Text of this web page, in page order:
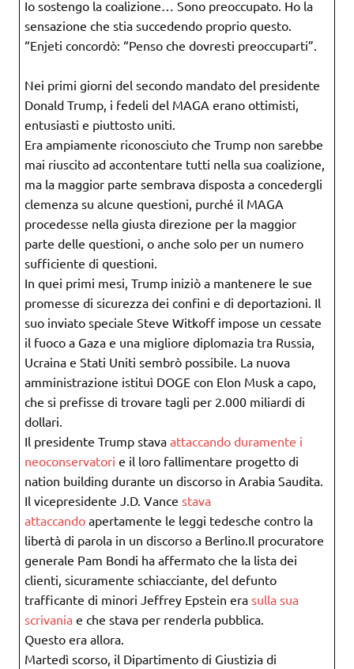
Io sostengo la coalizione… Sono preoccupato. Ho la
sensazione che stia succedendo proprio questo.
“Enjeti concordò: “Penso che dovresti preoccuparti”.
Nei primi giorni del secondo mandato del presidente
Donald Trump, i fedeli del MAGA erano ottimisti,
entusiasti e piuttosto uniti.
Era ampiamente riconosciuto che Trump non sarebbe
mai riuscito ad accontentare tutti nella sua coalizione,
ma la maggior parte sembrava disposta a concedergli
clemenza su alcune questioni, purché il MAGA
procedesse nella giusta direzione per la maggior
parte delle questioni, o anche solo per un numero
sufficiente di questioni.
In quei primi mesi, Trump iniziò a mantenere le sue
promesse di sicurezza dei confini e di deportazioni. Il
suo inviato speciale Steve Witkoff impose un cessate
il fuoco a Gaza e una migliore diplomazia tra Russia,
Ucraina e Stati Uniti sembrò possibile. La nuova
amministrazione istituì DOGE con Elon Musk a capo,
che si prefisse di trovare tagli per 2.000 miliardi di
dollari.
Il presidente Trump stavaattaccando duramente i
neoconservatori e il loro fallimentare progetto di
nation building durante un discorso in Arabia Saudita.
Il vicepresidente J.D. Vance stava
attaccando apertamente le leggi tedesche contro la
libertà di parola in un discorso a Berlino.Il procuratore
generale Pam Bondi ha affermato che la lista dei
clienti, sicuramente schiacciante, del defunto
trafficante di minori Jeffrey Epstein era sulla sua
scrivania e che stava per renderla pubblica.
Questo era allora.
Martedì scorso, il Dipartimento di Giustizia di